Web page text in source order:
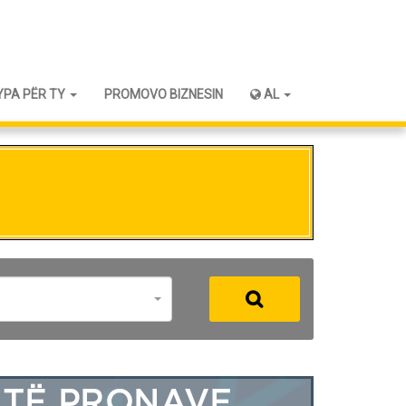
PËR TY PROMOVO BIZNESIN AL